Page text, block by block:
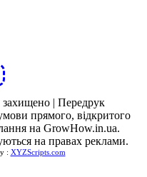
| Передрук
прямого, відкритого
на GrowHow.in.ua.
на правах реклами.
: XYZScripts.com